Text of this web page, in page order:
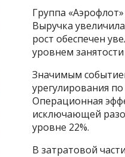
Группа
Выручка
рост обеспечен
уровнем
Значимым
урегулирования
Операционная
исключающей
уровне 22%.
В затратовой